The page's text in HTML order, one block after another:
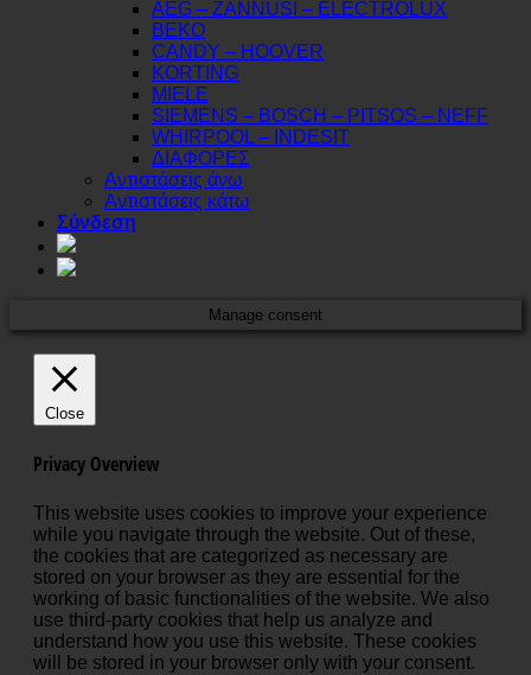
AEG – ZANNUSI – ELECTROLUX
BEKO
CANDY – HOOVER
KORTING
MIELE
SIEMENS – BOSCH – PITSOS – NEFF
WHIRPOOL – INDESIT
ΔΙΑΦΟΡΕΣ
Αντιστάσεις άνω
Αντιστάσεις κάτω
Σύνδεση
Manage consent
Close
Privacy Overview
This website uses cookies to improve your experience
while you navigate through the website. Out of these,
the cookies that are categorized as necessary are
stored on your browser as they are essential for the
working of basic functionalities of the website. We also
use third-party cookies that help us analyze and
understand how you use this website. These cookies
will be stored in your browser only with your consent.